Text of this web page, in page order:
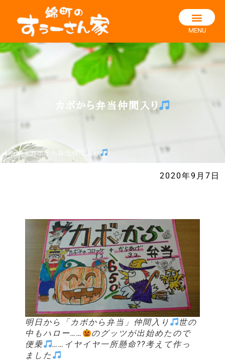
MENU
カボから弁当仲間入り
Home»カボから弁当仲間入り
2020年9月7日
明日から「カボから弁当」仲間入り
世の
中もハロー……
のグッツが出始めたので
便乗
……イヤイヤ一所懸命??考えて作っ
ました